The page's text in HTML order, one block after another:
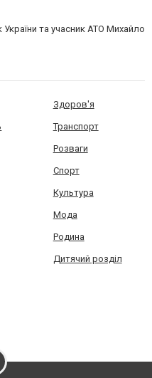
та учасник АТО Михайло
Здоров'я
Транспорт
Розваги
Спорт
Культура
Мода
Родина
Дитячий розділ